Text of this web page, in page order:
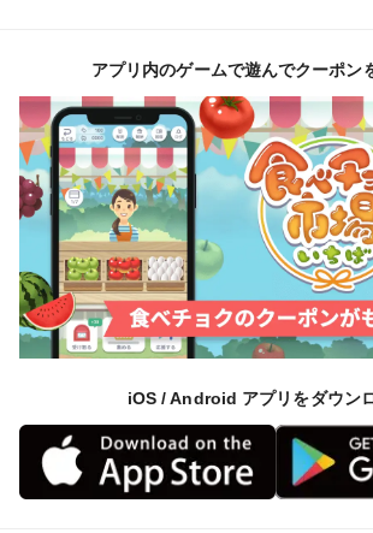
アプリ内のゲームで遊んでクーポン
iOS / Android アプリをダウン